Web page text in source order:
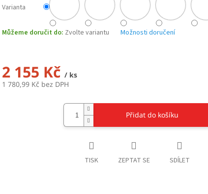
2 155 Kč / ks
1 780,99 Kč bez DPH
Varianta
Můžeme doručit do: Zvolte variantu Možnosti doručení
Přidat do košíku
TISK ZEPTAT SE SDÍLET